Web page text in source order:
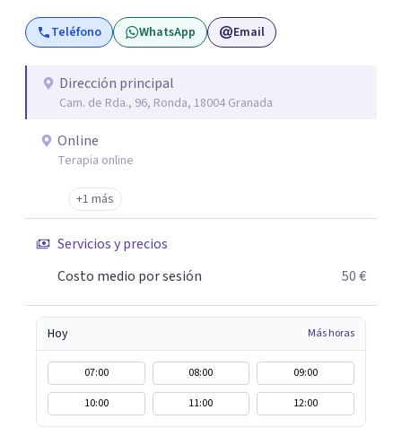
Centro penitenciario de Alhaurín de la Torre,
investigación sobre hombres condenados por violencia
Residencias de Adultos con Discapacidad Intelectual y
Problemas de Conducta, terapias para mujeres víctimas
Autoestima -Ansiedad -Ataques de pánico -Fobias -
Habilidades sociales -Relaciones familiares -Pareja -
Habilidades de comunicación -Terapia para el divorcio -
Dependencia emocional -Celos -Inteligencia emocional -
Agresividad -Ira -Control de impulsos -Informes
Asesoramiento judicial
Teléfono WhatsApp Email
Dirección principal
Cam. de Rda., 96, Ronda, 18004 Granada
Online
Terapia online
+1 más
Servicios y precios
Costo medio por sesión
50 €
Hoy Más horas
07:00 08:00
09:00
10:00
11:00 12:00